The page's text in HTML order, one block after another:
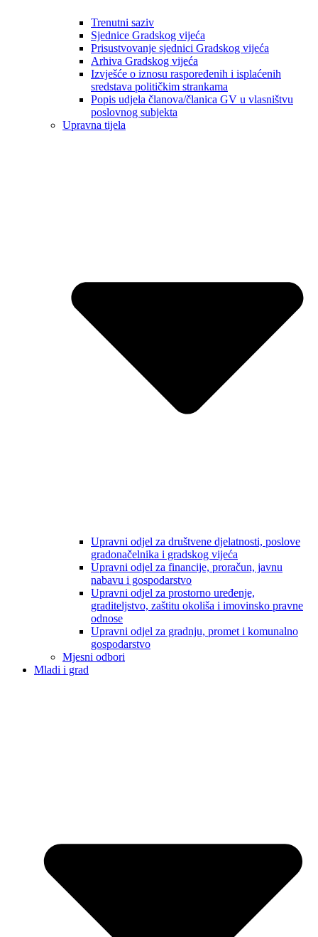
Trenutni saziv
Sjednice Gradskog vijeća
Prisustvovanje sjednici Gradskog vijeća
Arhiva Gradskog vijeća
Izvješće o iznosu raspoređenih i isplaćenih
sredstava političkim strankama
Popis udjela članova/članica GV u vlasništvu
poslovnog subjekta
Upravna tijela
Upravni odjel za društvene djelatnosti, poslove
gradonačelnika i gradskog vijeća
Upravni odjel za financije, proračun, javnu
nabavu i gospodarstvo
Upravni odjel za prostorno uređenje,
graditeljstvo, zaštitu okoliša i imovinsko pravne
odnose
Upravni odjel za gradnju, promet i komunalno
gospodarstvo
Mjesni odbori
Mladi i grad